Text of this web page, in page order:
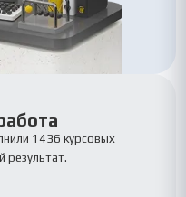
1436 курсовых
результат.